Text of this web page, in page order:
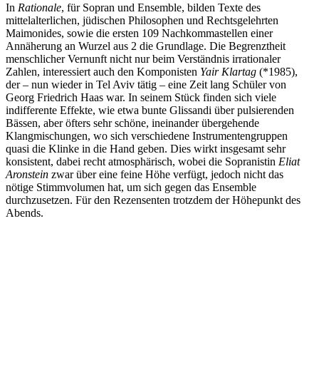
In Rationale, für Sopran und Ensemble, bilden Texte des
mittelalterlichen, jüdischen Philosophen und Rechtsgelehrten
Maimonides, sowie die ersten 109 Nachkommastellen einer
Annäherung an Wurzel aus 2 die Grundlage. Die Begrenztheit
menschlicher Vernunft nicht nur beim Verständnis irrationaler
Zahlen, interessiert auch den Komponisten Yair Klartag (*1985),
der – nun wieder in Tel Aviv tätig – eine Zeit lang Schüler von
Georg Friedrich Haas war. In seinem Stück finden sich viele
indifferente Effekte, wie etwa bunte Glissandi über pulsierenden
Bässen, aber öfters sehr schöne, ineinander übergehende
Klangmischungen, wo sich verschiedene Instrumentengruppen
quasi die Klinke in die Hand geben. Dies wirkt insgesamt sehr
konsistent, dabei recht atmosphärisch, wobei die Sopranistin Eliat
Aronstein zwar über eine feine Höhe verfügt, jedoch nicht das
nötige Stimmvolumen hat, um sich gegen das Ensemble
durchzusetzen. Für den Rezensenten trotzdem der Höhepunkt des
Abends.